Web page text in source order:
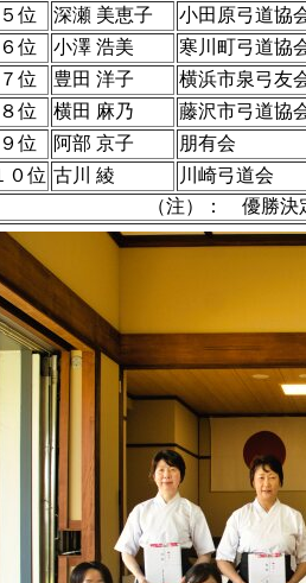
５位
深瀬 美恵子
小田原弓道協
６位
小澤 浩美
寒川町弓道協
７位
豊田 洋子
横浜市泉弓友
８位
横田 麻乃
藤沢市弓道協
９位
阿部 京子
朋有会
０位 古川 綾
川崎弓道会
（注）： 優勝決